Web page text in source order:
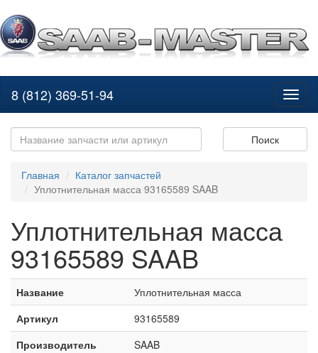
8 (812) 369-51-94
Поиск
Главная
Каталог запчастей
Уплотнительная масса 93165589 SAAB
Уплотнительная масса
93165589 SAAB
Название
Уплотнительная масса
Артикул
93165589
Производитель
SAAB